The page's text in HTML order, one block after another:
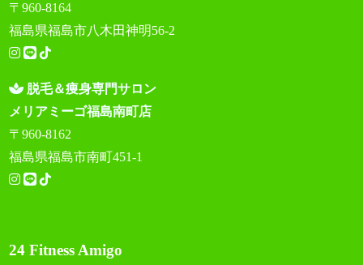
〒960-8164
福島県福島市八木田神明56-2
脱毛＆痩身専門サロン
メリアミーゴ福島南町店
〒960-8162
福島県福島市南町451-1
24 Fitness Amigo